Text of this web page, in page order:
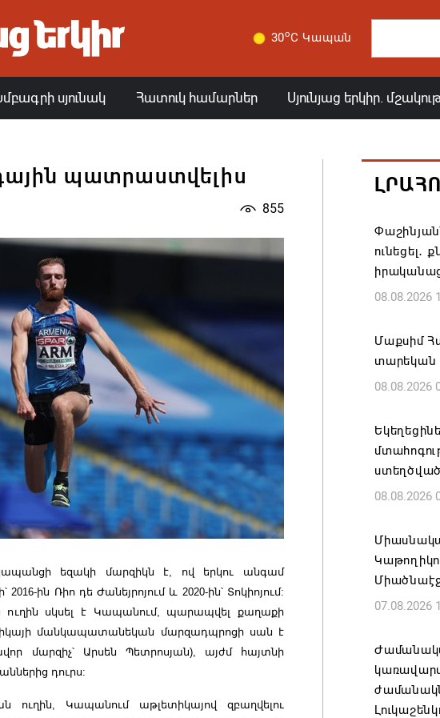
30oC Կապան
սյունակ Հատուկ համարներ Սյունյաց երկիր.
պատրաստվելիս
855
եզակի մարզիկն է, ով երկու անգամ
ին Ռիո դե Ժանեյրոյում և 2020-ին՝ Տոկիոյում:
սկսել է Կապանում, պարապվել քաղաքի
մանկապատանեկան մարզադպրոցի սան է
մարզիչ՝ Արսեն Պետրոսյան), այժմ հայտնի
դուրս:
Կապանում աթլետիկայով զբաղվելու
ունեցել․
08.08.2026
Մաքսիմ
տարեկան
08.08.2026
08.08.2026
07.08.2026